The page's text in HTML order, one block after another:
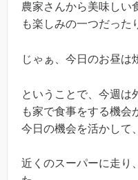
農家さんから美味しい
も楽しみの一つだった
じゃぁ、今日のお昼は
ということで、今週は
も家で食事をする機会
今日の機会を活かして
近くのスーパーに走り